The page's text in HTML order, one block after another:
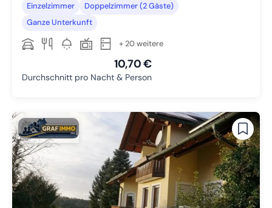
Einzelzimmer
Doppelzimmer (2 Gäste)
Ganze Unterkunft
+ 20 weitere
10,70 €
Durchschnitt pro Nacht & Person